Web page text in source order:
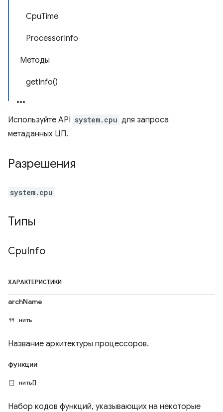
CpuTime
ProcessorInfo
Методы
getInfo()
Используйте API system.cpu для запроса
метаданных ЦП.
Разрешения
system.cpu
Типы
CpuInfo
ХАРАКТЕРИСТИКИ
archName
нить
Название архитектуры процессоров.
функции
нить[]
Набор кодов функций, указывающих на некоторые